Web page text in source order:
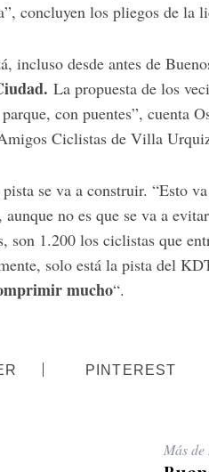
concluyen los pliegos de la
incluso desde antes de
La propuesta de los
con puentes”, cuenta
Ciclistas de Villa
se va a construir. “Esto
no es que se va a
son 1.200 los ciclistas que
solo está la pista del
mucho“.
PINTEREST
Más